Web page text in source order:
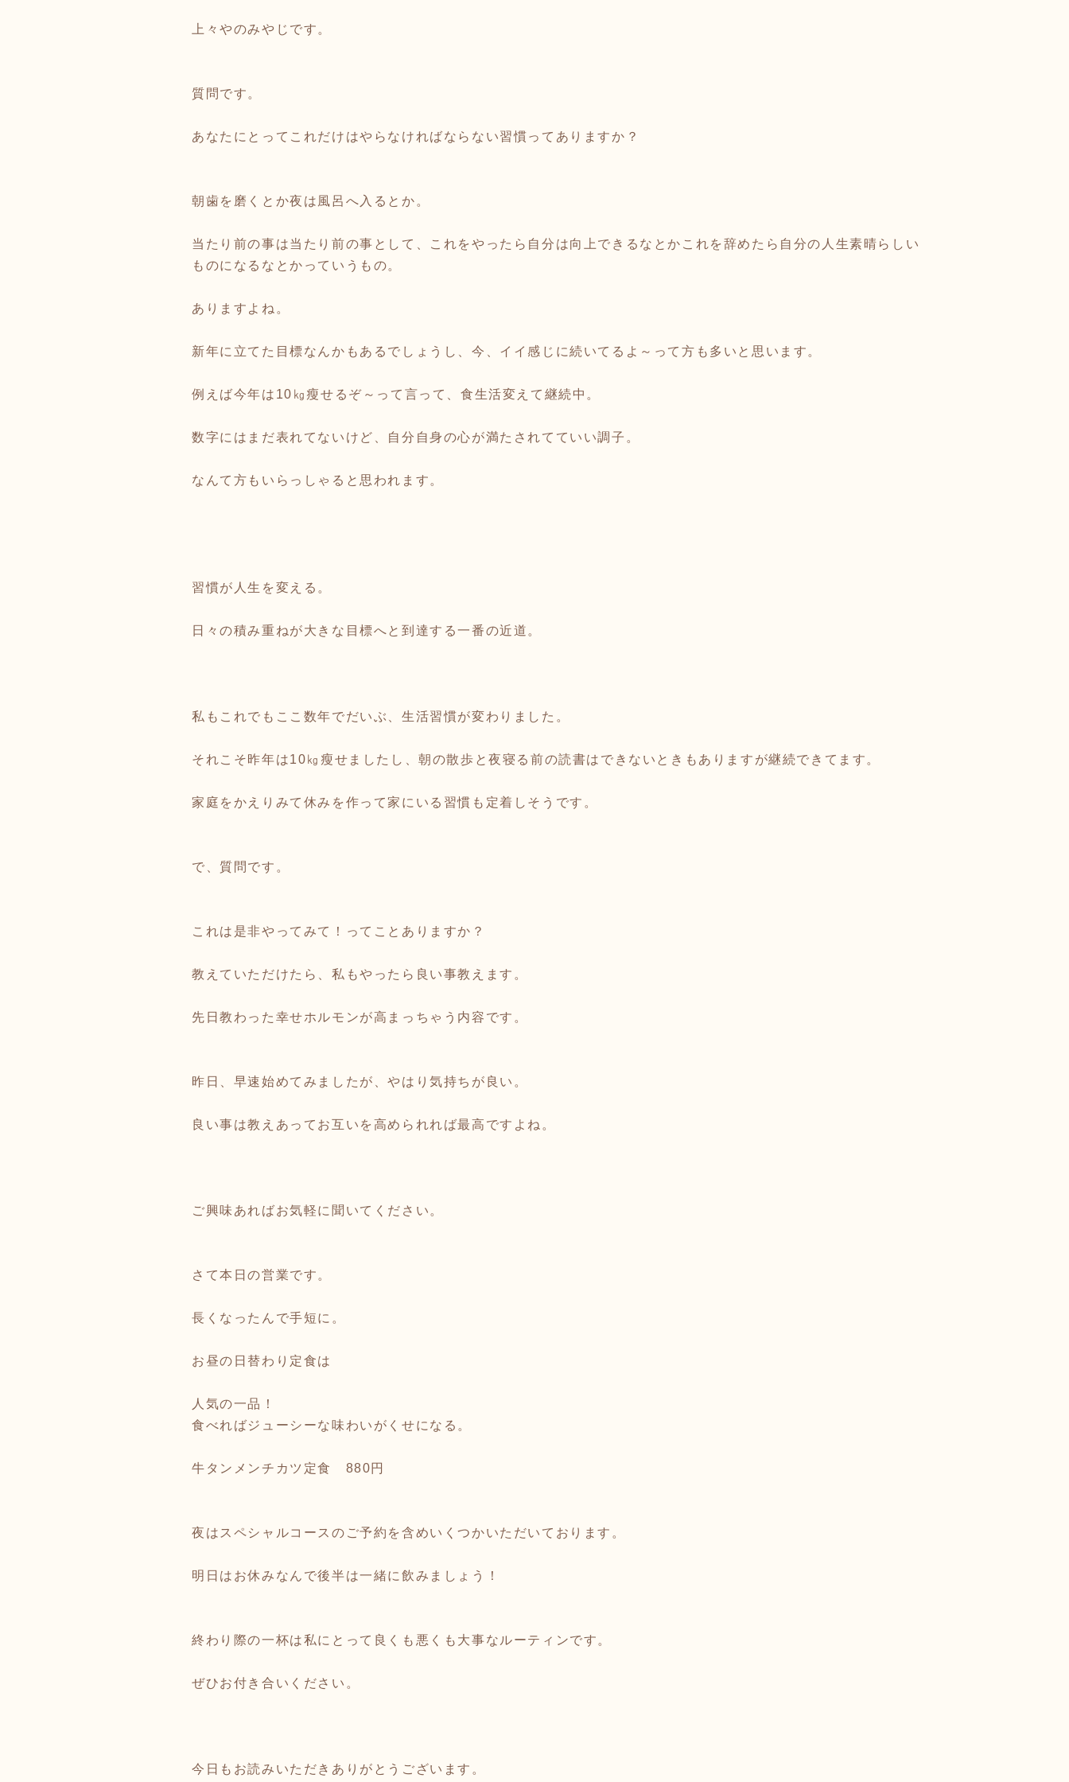
上々やのみやじです。
質問です。
あなたにとってこれだけはやらなければならない習慣ってありますか？
朝歯を磨くとか夜は風呂へ入るとか。
当たり前の事は当たり前の事として、これをやったら自分は向上できるなとかこれを辞めたら自分の人生素晴らしい
ものになるなとかっていうもの。
ありますよね。
新年に立てた目標なんかもあるでしょうし、今、イイ感じに続いてるよ～って方も多いと思います。
例えば今年は10㎏瘦せるぞ～って言って、食生活変えて継続中。
数字にはまだ表れてないけど、自分自身の心が満たされてていい調子。
なんて方もいらっしゃると思われます。
習慣が人生を変える。
日々の積み重ねが大きな目標へと到達する一番の近道。
私もこれでもここ数年でだいぶ、生活習慣が変わりました。
それこそ昨年は10㎏瘦せましたし、朝の散歩と夜寝る前の読書はできないときもありますが継続できてます。
家庭をかえりみて休みを作って家にいる習慣も定着しそうです。
で、質問です。
これは是非やってみて！ってことありますか？
教えていただけたら、私もやったら良い事教えます。
先日教わった幸せホルモンが高まっちゃう内容です。
昨日、早速始めてみましたが、やはり気持ちが良い。
良い事は教えあってお互いを高められれば最高ですよね。
ご興味あればお気軽に聞いてください。
さて本日の営業です。
長くなったんで手短に。
お昼の日替わり定食は
人気の一品！
食べればジューシーな味わいがくせになる。
牛タンメンチカツ定食 880円
夜はスペシャルコースのご予約を含めいくつかいただいております。
明日はお休みなんで後半は一緒に飲みましょう！
終わり際の一杯は私にとって良くも悪くも大事なルーティンです。
ぜひお付き合いください。
今日もお読みいただきありがとうございます。